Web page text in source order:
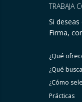
TRABAJA
Si
Firma,
¿Qué
¿Qué
¿Cómo
Prácticas